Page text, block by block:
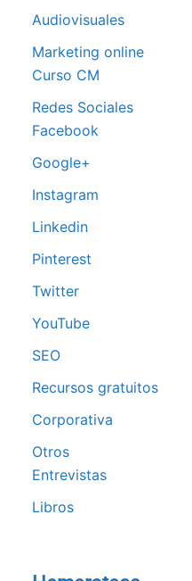
Audiovisuales
Marketing online
Curso CM
Redes Sociales
Facebook
Google+
Instagram
Linkedin
Pinterest
Twitter
YouTube
SEO
Recursos gratuitos
Corporativa
Otros
Entrevistas
Libros